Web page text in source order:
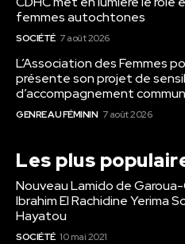
femmes autochtones
SOCIÉTÉ 7 août 2026
L’Association des Femmes
présente son projet de
d’accompagnement
GENRE AU FÉMININ 7 août 2026
Les plus
Nouveau Lamido de
Ibrahim El Rachidine Yerima
Hayatou
SOCIÉTÉ 10 mai 2021